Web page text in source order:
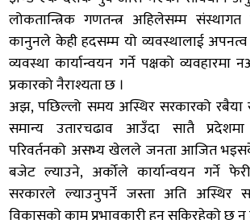
लोकतान्त्रिक गणतन्त्र अहिलेसम्म
कानुनले केही हदसम्म यो व्यवस्थालाई
व्यवस्था कार्यान्वयन गर्ने पक्षको
प्रकारको नैराश्यता छ ।
अझ, पछिल्लो समय अस्थिर सरकारको रबैया
समान्य उतारचढाव आउँदा सातै
परिवर्तनको असभ्य खेलले जनता आजित
बजेट ल्याउने, अर्कोले कार्यान्वयन गर्ने
सरकारले ल्याउनुपर्ने जस्ता अति अस्थिर